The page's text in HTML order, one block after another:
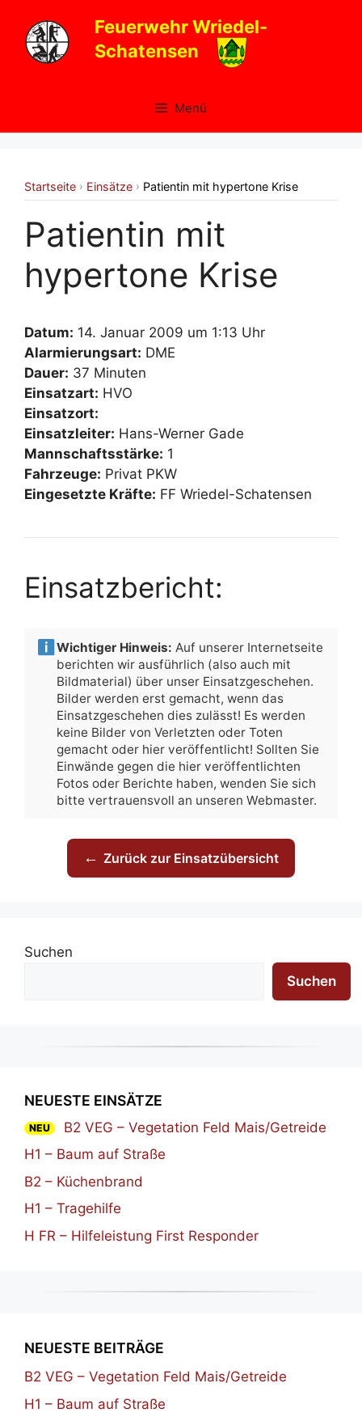
Inhalt
springen
Feuerwehr Wriedel-
Schatensen
Menü
Startseite › Einsätze › Patientin mit hypertone Krise
Patientin mit
hypertone Krise
Datum: 14. Januar 2009 um 1:13 Uhr
Alarmierungsart: DME
Dauer: 37 Minuten
Einsatzart: HVO
Einsatzort:
Einsatzleiter: Hans-Werner Gade
Mannschaftsstärke: 1
Fahrzeuge: Privat PKW
Eingesetzte Kräfte: FF Wriedel-Schatensen
Einsatzbericht:
Wichtiger Hinweis: Auf unserer Internetseite
berichten wir ausführlich (also auch mit
Bildmaterial) über unser Einsatzgeschehen.
Bilder werden erst gemacht, wenn das
Einsatzgeschehen dies zulässt! Es werden
keine Bilder von Verletzten oder Toten
gemacht oder hier veröffentlicht! Sollten Sie
Einwände gegen die hier veröffentlichten
Fotos oder Berichte haben, wenden Sie sich
bitte vertrauensvoll an unseren Webmaster.
← Zurück zur Einsatzübersicht
Suchen
Suchen
NEUESTE EINSÄTZE
NEU
B2 VEG – Vegetation Feld Mais/Getreide
H1 – Baum auf Straße
B2 – Küchenbrand
H1 – Tragehilfe
H FR – Hilfeleistung First Responder
NEUESTE BEITRÄGE
B2 VEG – Vegetation Feld Mais/Getreide
H1 – Baum auf Straße